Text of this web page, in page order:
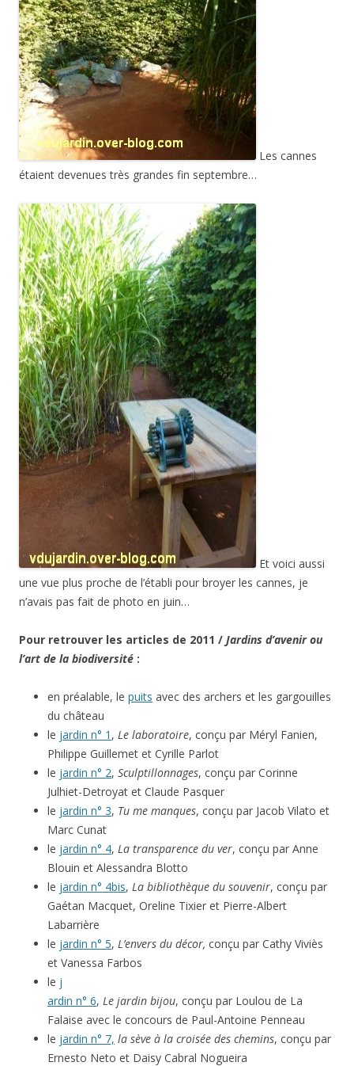
Les cannes
étaient devenues très grandes fin septembre…
Et voici aussi
une vue plus proche de l’établi pour broyer les cannes, je
n’avais pas fait de photo en juin…
Pour retrouver les articles de 2011 / Jardins d’avenir ou
l’art de la biodiversité :
en préalable, le puits avec des archers et les gargouilles
du château
le jardin n° 1 , Le laboratoire, conçu par Méryl Fanien,
Philippe Guillemet et Cyrille Parlot
le jardin n° 2, Sculptillonnages, conçu par Corinne
Julhiet-Detroyat et Claude Pasquer
le jardin n° 3, Tu me manques, conçu par Jacob Vilato et
Marc Cunat
le jardin n° 4, La transparence du ver, conçu par Anne
Blouin et Alessandra Blotto
le jardin n° 4bis, La bibliothèque du souvenir, conçu par
Gaétan Macquet, Oreline Tixier et Pierre-Albert
Labarrière
le jardin n° 5, L’envers du décor, conçu par Cathy Viviès
et Vanessa Farbos
le j
ardin n° 6, Le jardin bijou, conçu par Loulou de La
Falaise avec le concours de Paul-Antoine Penneau
le jardin n° 7, la sève à la croisée des chemins, conçu par
Ernesto Neto et Daisy Cabral Nogueira